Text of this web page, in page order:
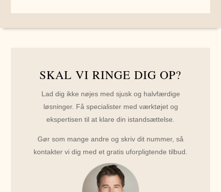
SKAL VI RINGE DIG OP?
Lad dig ikke nøjes med sjusk og halvfærdige
løsninger. Få specialister med værktøjet og
ekspertisen til at klare din istandsættelse.
Gør som mange andre og skriv dit nummer, så
kontakter vi dig med et gratis uforpligtende tilbud.